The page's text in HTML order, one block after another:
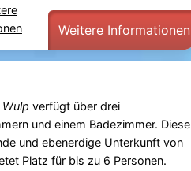
Weitere Informationen
Wulp verfügt über drei
und einem Badezimmer. Diese
und ebenerdige Unterkunft von
Platz für bis zu 6 Personen.